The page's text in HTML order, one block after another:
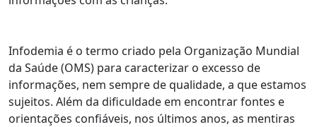
Infodemia é o termo criado pela Organização Mundial
da Saúde (OMS) para caracterizar o excesso de
informações, nem sempre de qualidade, a que estamos
sujeitos. Além da dificuldade em encontrar fontes e
orientações confiáveis, nos últimos anos, as mentiras